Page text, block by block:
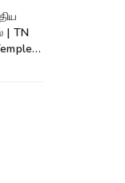
| TN